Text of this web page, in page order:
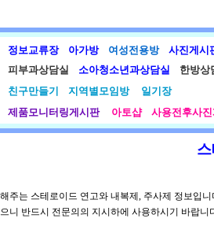
정보교류장 아가방 여성전용방 사진게시
피부과상담실 소아청소년과상담실 한방상
친구만들기 지역별모임방
일기장
제품모니터링게시판 아토샵 사용전후사
주는 스테로이드 연고와 내복제, 주사제 정보입니
니 반드시 전문의의 지시하에 사용하시기 바랍니